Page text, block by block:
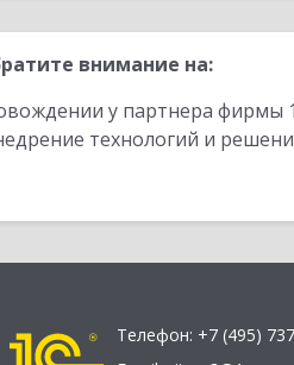
внимание на:
у партнера фирмы
технологий и
Телефон: +7 (495)